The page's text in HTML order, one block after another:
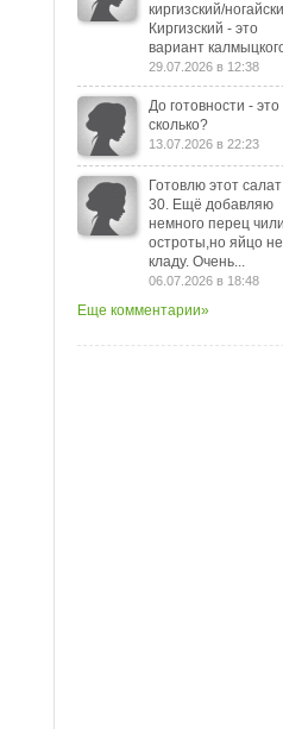
киргизский/
Киргизский - это
вариант
29.07.2026 в 12:38
До готовности - это
сколько?
13.07.2026 в 22:23
Готовлю этот
30. Ещё добавляю
немного перец
остроты,но яйцо не
кладу. Очень...
06.07.2026 в 18:48
Еще комментарии»